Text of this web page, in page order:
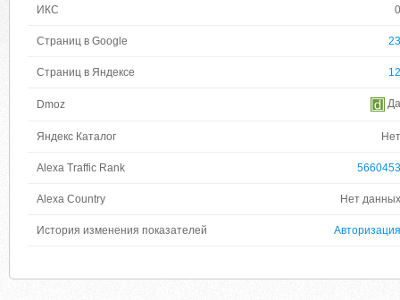
ИКС 0
Страниц в Google 23
Страниц в Яндексе 12
Dmoz Да
Яндекс Каталог Нет
Alexa Traffic Rank 5660453
Alexa Country Нет данных
История изменения показателей Авторизация